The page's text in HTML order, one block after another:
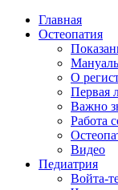
Главная
Остеопатия
О
Первая
Важно
Работа
Видео
Педиатрия
Войта-